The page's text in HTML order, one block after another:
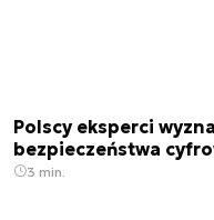
Polscy eksperci
bezpieczeństwa
3 min.